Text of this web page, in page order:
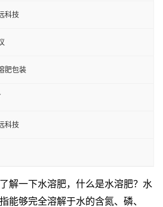
科技
肥包装
科技
解一下水溶肥，什么是水溶肥？水
能够完全溶解于水的含氮、磷、